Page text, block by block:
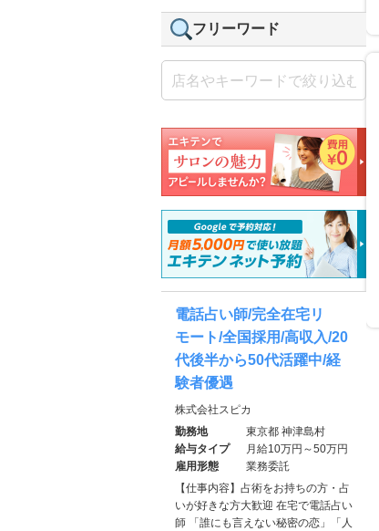
フリーワード
電話占い師/完全在宅リ
モート/全国採用/高収入/20
代後半から50代活躍中/経
験者優遇
株式会社スピカ
勤務地
東京都 神津島村
給与タイプ
月給10万円～50万円
雇用形態
業務委託
【仕事内容】占術をお持ちの方・占
いが好きな方大歓迎 在宅で電話占い
師 「誰にも言えない秘密の恋」「人